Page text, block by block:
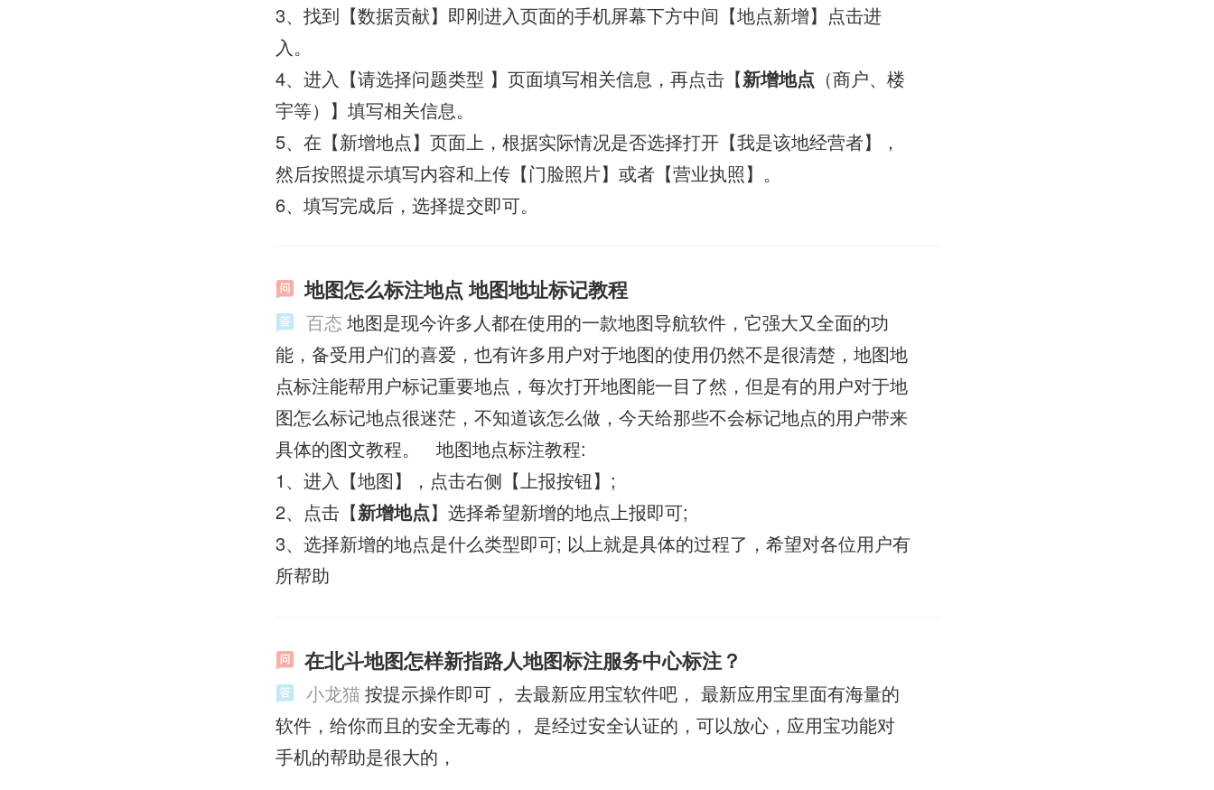
3、找到【数据贡献】即刚进入页面的手机屏幕下方中间【地点新增】点击进
入。
4、进入【请选择问题类型 】页面填写相关信息，再点击【新增地点 （商户、楼
宇等）】填写相关信息。
5、在【新增地点】页面上，根据实际情况是否选择打开【我是该地经营者】，
然后按照提示填写内容和上传【门脸照片】或者【营业执照】。
6、填写完成后，选择提交即可。
地图怎么标注地点 地图地址标记教程
百态 地图是现今许多人都在使用的一款地图导航软件，它强大又全面的功
能，备受用户们的喜爱，也有许多用户对于地图的使用仍然不是很清楚，地图地
点标注能帮用户标记重要地点，每次打开地图能一目了然，但是有的用户对于地
图怎么标记地点很迷茫，不知道该怎么做，今天给那些不会标记地点的用户带来
具体的图文教程。 地图地点标注教程:
1、进入【地图】，点击右侧【上报按钮】;
2、点击【新增地点】选择希望新增的地点上报即可;
3、选择新增的地点是什么类型即可; 以上就是具体的过程了，希望对各位用户有
所帮助
在北斗地图怎样新指路人地图标注服务中心标注？
小龙猫按提示操作即可， 去最新应用宝软件吧， 最新应用宝里面有海量的
软件，给你而且的安全无毒的， 是经过安全认证的，可以放心，应用宝功能对
手机的帮助是很大的，